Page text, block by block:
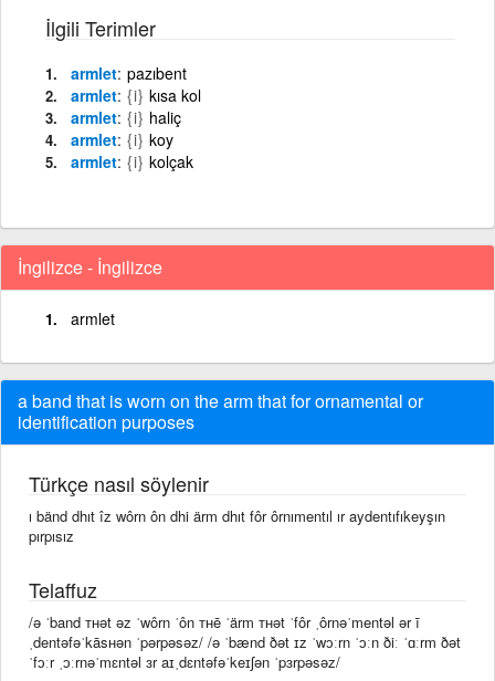
İlgili Terimler
armlet pazıbent
armlet {i} kısa kol
armlet {i} haliç
armlet {i} koy
armlet {i} kolçak
İngilizce - İngilizce
armlet
a band that is worn on the arm that for ornamental or
identification purposes
Türkçe nasıl söylenir
ı bänd dhıt îz wôrn ôn dhi ärm dhıt fôr ôrnımentıl ır aydentıfıkeyşın
pırpısız
Telaffuz
/ə ˈband ᴛʜət əz ˈwôrn ˈôn ᴛʜē ˈärm ᴛʜət ˈfôr ˌôrnəˈmentəl ər ī
ˌdentəfəˈkāsʜən ˈpərpəsəz/ /ə ˈbænd ðət ɪz ˈwɔːrn ˈɔːn ðiː ˈɑːrm ðət
ˈfɔːr ˌɔːrnəˈmɛntəl ɜr aɪˌdɛntəfəˈkeɪʃən ˈpɜrpəsəz/